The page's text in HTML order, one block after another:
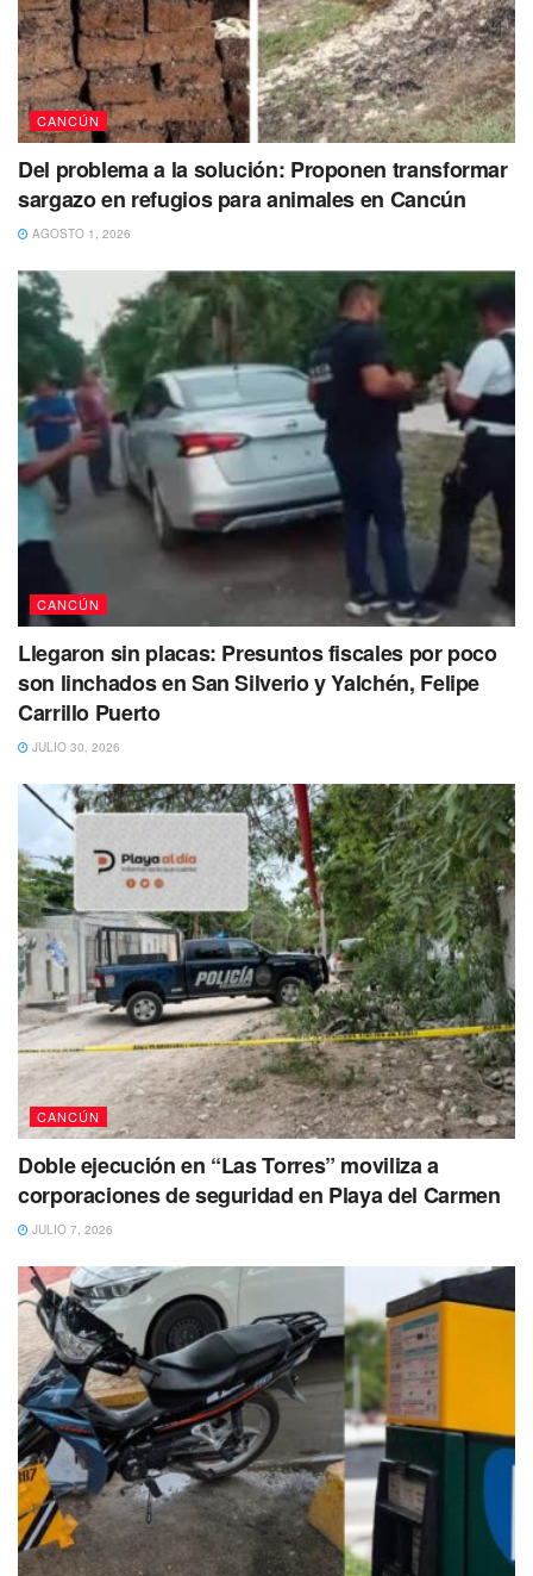
Hotelera es del 37.2 por ciento con 70 hoteles abiertos y
en el centro de Cancún del 24.5 por ciento, con la apertura
de 75 espacios de este tipo. “Ahora es cuando más
tenemos que cuidar los protocolos y adoptarlos como
hábitos, para cuidarnos y cuidar a los demás”, apuntó.
Tags: Cancún COVID-19
Mara Lezama
CANCÚN
Del problema a la solución: Proponen transformar
sargazo en refugios para animales en Cancún
AGOSTO 1, 2026
CANCÚN
Llegaron sin placas: Presuntos fiscales por poco
son linchados en San Silverio y Yalchén, Felipe
Carrillo Puerto
JULIO 30, 2026
CANCÚN
Doble ejecución en “Las Torres” moviliza a
corporaciones de seguridad en Playa del Carmen
JULIO 7, 2026